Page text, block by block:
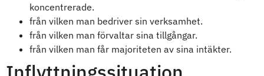
koncentrerade.
från vilken man bedriver sin verksamhet.
från vilken man förvaltar sina tillgångar.
från vilken man får majoriteten av sina intäkter.